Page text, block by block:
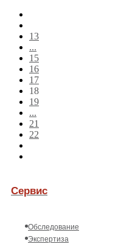
13
...
15
16
17
18
19
...
21
22
Сервис
Обследование
Экспертиза